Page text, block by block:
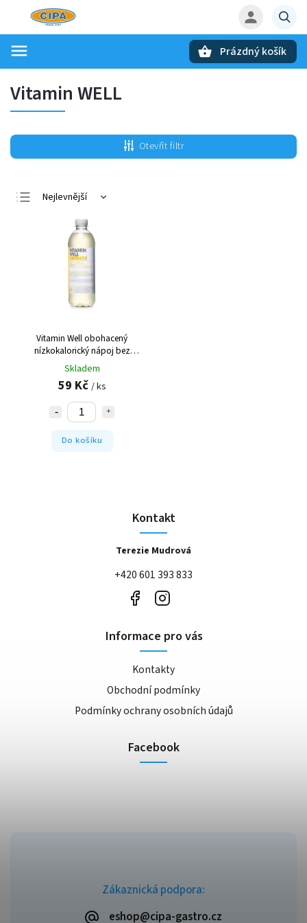
Prázdný košík
Vitamin WELL
Otevřít filtr
Nejlevnější
Nejdražší
Nejprodávanější
Abecedně
Vitamin Well obohacený
nízkokalorický nápoj bez
konzervantů
Skladem
59 Kč / ks
Do košíku
Zákaznická podpora:
eshop@cipa-gastro.cz
Kontakt
Terezie Mudrová
+420 601 393 833
Informace pro vás
Kontakty
Obchodní podmínky
Podmínky ochrany osobních údajů
Facebook